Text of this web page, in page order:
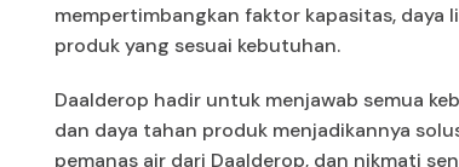
mempertimbangkan faktor kapasitas, daya
produk yang sesuai kebutuhan.
Daalderop hadir untuk menjawab semua
dan daya tahan produk menjadikannya
pemanas air dari Daalderop, dan nikmati